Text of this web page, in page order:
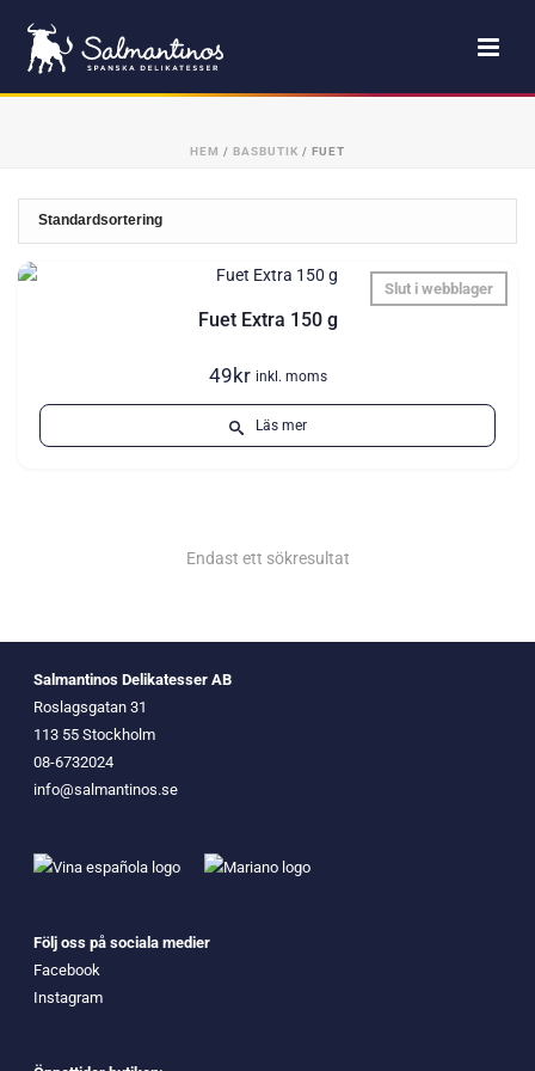
HEM / BASBUTIK / FUET
Fuet Extra 150 g
Slut i webblager
49kr inkl. moms
Läs mer
Endast ett sökresultat
Salmantinos Delikatesser AB
Roslagsgatan 31
113 55 Stockholm
08-6732024
info@salmantinos.se
Följ oss på sociala medier
Facebook
Instagram